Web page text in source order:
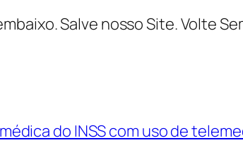
Salve nosso Site. Volte
do INSS com uso de